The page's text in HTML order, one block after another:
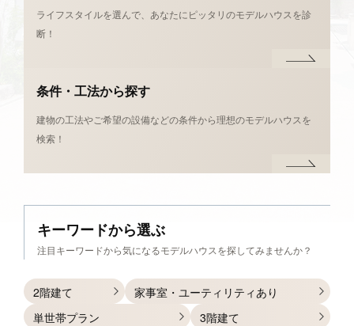
ライフスタイルを選んで、あなたにピッタリのモデルハウスを診
断！
条件・工法から探す
建物の工法やご希望の設備などの条件から理想のモデルハウスを
検索！
キーワードから選ぶ
注目キーワードから気になるモデルハウスを探してみませんか？
2階建て
家事室・ユーティリティあり
単世帯プラン
3階建て